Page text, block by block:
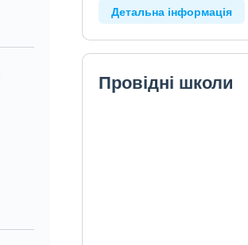
Детальна інформація
Провідні школи